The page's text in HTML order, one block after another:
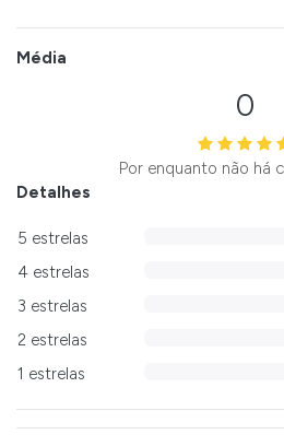
Média
0
Por enquanto não há
Detalhes
5 estrelas
4 estrelas
3 estrelas
2 estrelas
1 estrelas